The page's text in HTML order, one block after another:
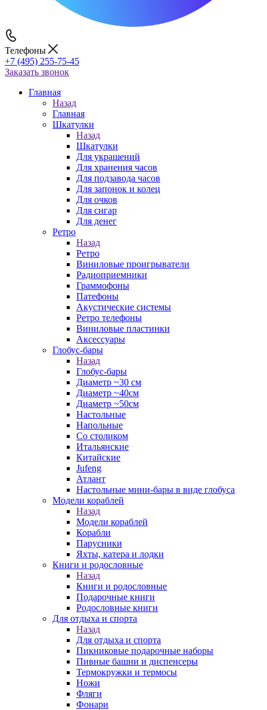
Телефоны
+7 (495) 255-75-45
Заказать звонок
Главная
Назад
Главная
Шкатулки
Назад
Шкатулки
Для украшений
Для хранения часов
Для подзавода часов
Для запонок и колец
Для очков
Для сигар
Для денег
Ретро
Назад
Ретро
Виниловые проигрыватели
Радиоприемники
Граммофоны
Патефоны
Акустические системы
Ретро телефоны
Виниловые пластинки
Аксессуары
Глобус-бары
Назад
Глобус-бары
Диаметр ~30 см
Диаметр ~40см
Диаметр ~50см
Настольные
Напольные
Со столиком
Итальянские
Китайские
Jufeng
Атлант
Настольные мини-бары в виде глобуса
Модели кораблей
Назад
Модели кораблей
Корабли
Парусники
Яхты, катера и лодки
Книги и родословные
Назад
Книги и родословные
Подарочные книги
Родословные книги
Для отдыха и спорта
Назад
Для отдыха и спорта
Пикниковые подарочные наборы
Пивные башни и диспенсеры
Термокружки и термосы
Ножи
Фляги
Фонари